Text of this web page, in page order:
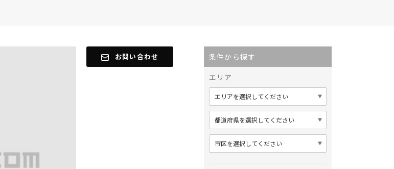
お問い合わせ
条件から探す
エリア